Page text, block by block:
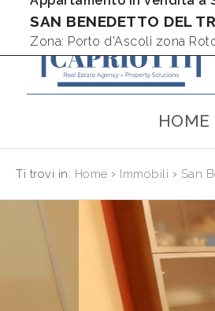
HOME
SAN BENEDETTO DEL
Zona: Porto d'Ascoli zona
Ti trovi in: Home › Immobili › San
RU
CHI SIAMO
IMMOBILI
NUOVE
COSTRUZIONI
Codice
Scegli
dove
cercare